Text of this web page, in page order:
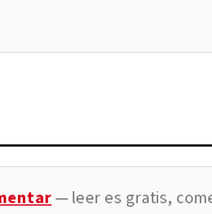
— leer es gratis,